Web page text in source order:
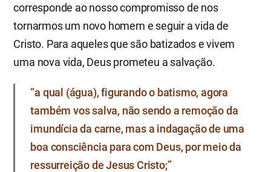
corresponde ao nosso compromisso de nos
tornarmos um novo homem e seguir a vida de
Cristo. Para aqueles que são batizados e vivem
uma nova vida, Deus prometeu a salvação.
“a qual (água), figurando o batismo, agora
também vos salva, não sendo a remoção da
imundícia da carne, mas a indagação de uma
boa consciência para com Deus, por meio da
ressurreição de Jesus Cristo;”